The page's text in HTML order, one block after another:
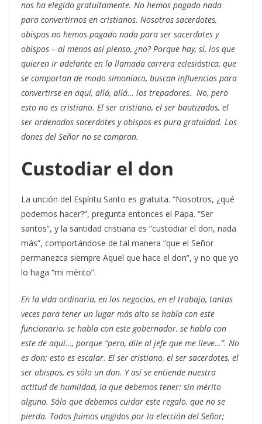
nos ha elegido gratuitamente. No hemos pagado nada
para convertirnos en cristianos. Nosotros sacerdotes,
obispos no hemos pagado nada para ser sacerdotes y
obispos – al menos así pienso, ¿no? Porque hay, sí, los que
quieren ir adelante en la llamada carrera eclesiástica, que
se comportan de modo simoníaco, buscan influencias para
convertirse en aquí, allá, allá… los trepadores. No, pero
esto no es cristiano. El ser cristiano, el ser bautizados, el
ser ordenados sacerdotes y obispos es pura gratuidad. Los
dones del Señor no se compran.
Custodiar el don
La unción del Espíritu Santo es gratuita. “Nosotros, ¿qué
podemos hacer?”, pregunta entonces el Papa. “Ser
santos”, y la santidad cristiana es “custodiar el don, nada
más”, comportándose de tal manera “que el Señor
permanezca siempre Aquel que hace el don”, y no que yo
lo haga “mi mérito”.
En la vida ordinaria, en los negocios, en el trabajo, tantas
veces para tener un lugar más alto se habla con este
funcionario, se habla con este gobernador, se habla con
este de aquí…, porque “pero, dile al jefe que me lleve…”. No
es don; esto es escalar. El ser cristiano, el ser sacerdotes, el
ser obispos, es sólo un don. Y así se entiende nuestra
actitud de humildad, la que debemos tener: sin mérito
alguno. Sólo que debemos cuidar este regalo, que no se
pierda. Todos fuimos ungidos por la elección del Señor;